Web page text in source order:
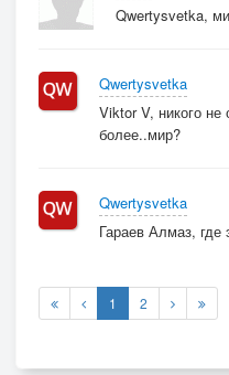
Qwertysvetka,
Qwertysvetka
Viktor V, никого не
более..мир?
Qwertysvetka
Гараев Алмаз, где
1 2